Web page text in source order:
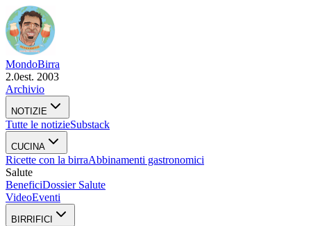
MondoBirra
2.0est. 2003
Archivio
NOTIZIE
Tutte le notizieSubstack
CUCINA
Ricette con la birraAbbinamenti gastronomici
Salute
BeneficiDossier Salute
VideoEventi
BIRRIFICI